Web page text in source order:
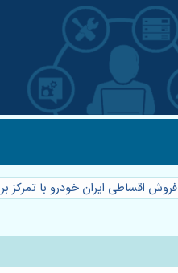
فروش اقساطی ایران خودرو با تمرکز بر 206 تیپ 2 :مجموعه دنیای خودرو